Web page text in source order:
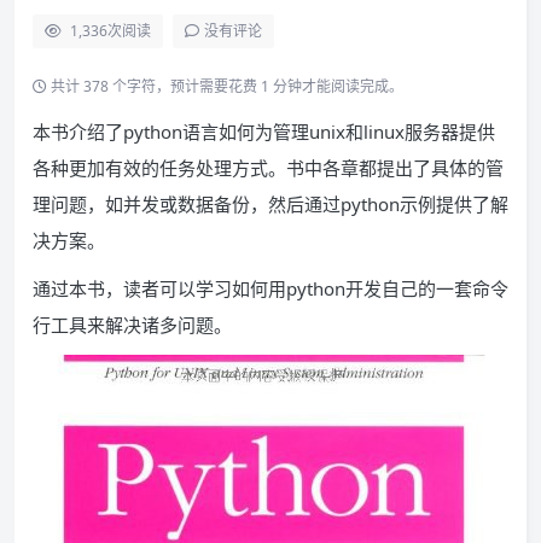
1,336次阅读 没有评论
共计 378 个字符，预计需要花费 1 分钟才能阅读完成。
本书介绍了python语言如何为管理unix和linux服务器提供
各种更加有效的任务处理方式。书中各章都提出了具体的管
理问题，如并发或数据备份，然后通过python示例提供了解
决方案。
通过本书，读者可以学习如何用python开发自己的一套命令
行工具来解决诸多问题。